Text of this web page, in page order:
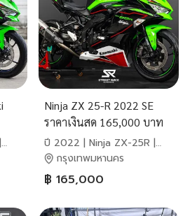
Ninja ZX 25-R 2022 SE
ราคาเงินสด 165,000 บาท
ปี 2022 | Ninja ZX-25R |
Kawasaki
กรุงเทพมหานคร
฿ 165,000